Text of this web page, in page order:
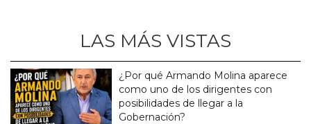
LAS MÁS VISTAS
¿Por qué Armando Molina aparece
como uno de los dirigentes con
posibilidades de llegar a la
Gobernación?